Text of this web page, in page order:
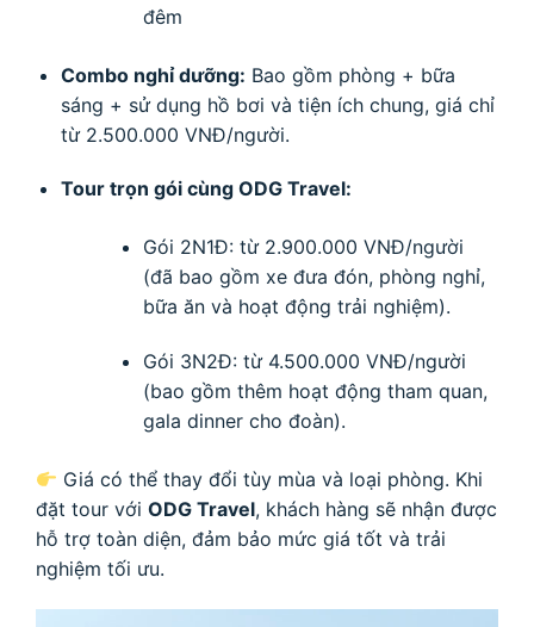
đêm
Combo nghỉ dưỡng: Bao gồm phòng + bữa
sáng + sử dụng hồ bơi và tiện ích chung, giá chỉ
từ 2.500.000 VNĐ/người.
Tour trọn gói cùng ODG Travel:
Gói 2N1Đ: từ 2.900.000 VNĐ/người
(đã bao gồm xe đưa đón, phòng nghỉ,
bữa ăn và hoạt động trải nghiệm).
Gói 3N2Đ: từ 4.500.000 VNĐ/người
(bao gồm thêm hoạt động tham quan,
gala dinner cho đoàn).
Giá có thể thay đổi tùy mùa và loại phòng. Khi
đặt tour với ODG Travel, khách hàng sẽ nhận được
hỗ trợ toàn diện, đảm bảo mức giá tốt và trải
nghiệm tối ưu.